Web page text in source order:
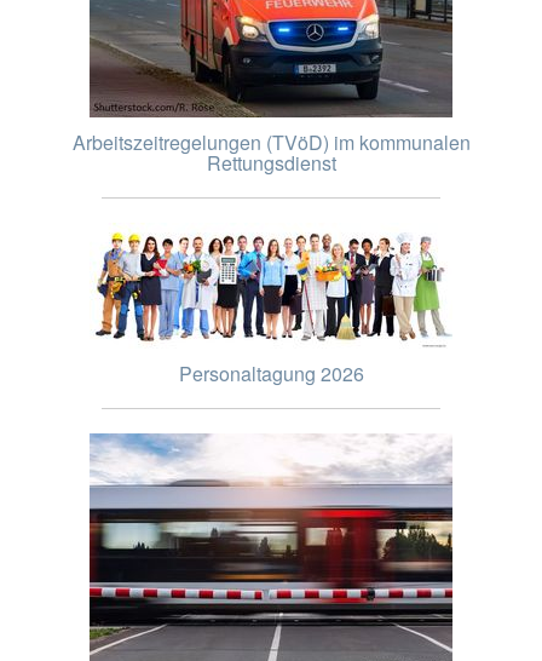
Arbeitszeitregelungen (TVöD) im kommunalen
Rettungsdienst
Personaltagung 2026